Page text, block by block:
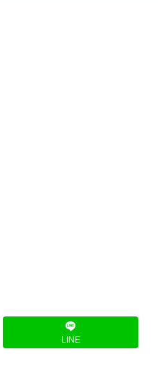
LINE